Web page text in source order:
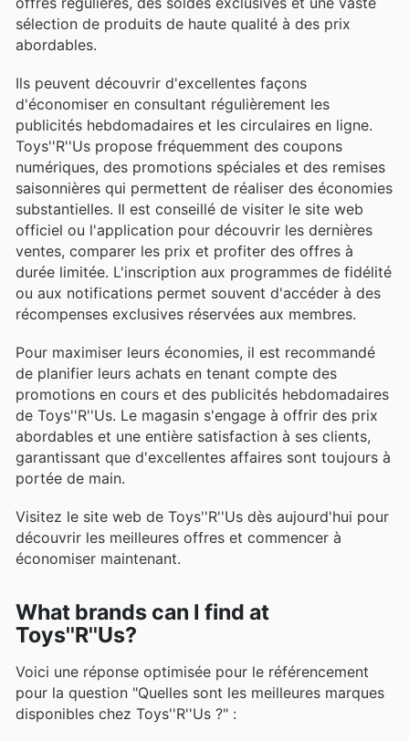
sélection de produits de haute qualité à des prix
abordables.
Ils peuvent découvrir d'excellentes façons
d'économiser en consultant régulièrement les
publicités hebdomadaires et les circulaires en ligne.
Toys''R''Us propose fréquemment des coupons
numériques, des promotions spéciales et des remises
saisonnières qui permettent de réaliser des économies
substantielles. Il est conseillé de visiter le site web
officiel ou l'application pour découvrir les dernières
ventes, comparer les prix et profiter des offres à
durée limitée. L'inscription aux programmes de fidélité
ou aux notifications permet souvent d'accéder à des
récompenses exclusives réservées aux membres.
Pour maximiser leurs économies, il est recommandé
de planifier leurs achats en tenant compte des
promotions en cours et des publicités hebdomadaires
de Toys''R''Us. Le magasin s'engage à offrir des prix
abordables et une entière satisfaction à ses clients,
garantissant que d'excellentes affaires sont toujours à
portée de main.
Visitez le site web de Toys''R''Us dès aujourd'hui pour
découvrir les meilleures offres et commencer à
économiser maintenant.
What brands can I find at
Toys''R''Us?
Voici une réponse optimisée pour le référencement
pour la question "Quelles sont les meilleures marques
disponibles chez Toys''R''Us ?" :